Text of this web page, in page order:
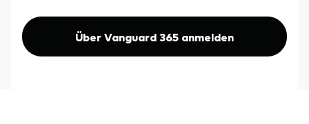
Multi-asset
Money market
Financial Planning
Investment Know how
Über Vanguard 365 anmelden